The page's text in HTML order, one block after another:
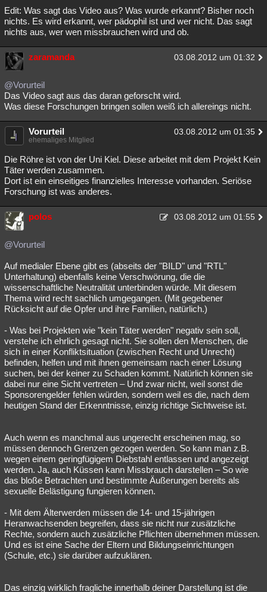
Edit: Was sagt das Video aus? Was wurde erkannt? Bisher noch
nichts. Es wird erkannt, wer pädophil ist und wer nicht. Das sagt
nichts aus, wer wen missbrauchen wird und ob.
zaramanda 03.08.2012 um 01:32
@Vorurteil
Das Video sagt aus das daran geforscht wird.
Was diese Forschungen bringen sollen weiß ich allereings nicht.
Vorurteil 03.08.2012 um 01:35
ehemaliges Mitglied
Die Röhre ist von der Uni Kiel. Diese arbeitet mit dem Projekt Kein
Täter werden zusammen.
Dort ist ein einseitiges finanzielles Interesse vorhanden. Seriöse
Forschung ist was anderes.
polos 03.08.2012 um 01:55
@Vorurteil
Auf medialer Ebene gibt es (abseits der "BILD" und "RTL"
Unterhaltung) ebenfalls keine Verschwörung, die die
wissenschaftliche Neutralität unterbinden würde. Mit diesem
Thema wird recht sachlich umgegangen. (Mit gegebener
Rücksicht auf die Opfer und ihre Familien, natürlich.)
- Was bei Projekten wie "kein Täter werden" negativ sein soll,
verstehe ich ehrlich gesagt nicht. Sie sollen den Menschen, die
sich in einer Konfliktsituation (zwischen Recht und Unrecht)
befinden, helfen und mit ihnen gemeinsam nach einer Lösung
suchen, bei der keiner zu Schaden kommt. Natürlich können sie
dabei nur eine Sicht vertreten – Und zwar nicht, weil sonst die
Sponsorengelder fehlen würden, sondern weil es die, nach dem
heutigen Stand der Erkenntnisse, einzig richtige Sichtweise ist.
Auch wenn es manchmal aus ungerecht erscheinen mag, so
müssen dennoch Grenzen gezogen werden. So kann man z.B.
wegen einem geringfügigem Diebstahl entlassen und angezeigt
werden. Ja, auch Küssen kann Missbrauch darstellen – So wie
das bloße Betrachten und bestimmte Äußerungen bereits als
sexuelle Belästigung fungieren können.
- Mit dem Älterwerden müssen die 14- und 15-jährigen
Heranwachsenden begreifen, dass sie nicht nur zusätzliche
Rechte, sondern auch zusätzliche Pflichten übernehmen müssen.
Und es ist eine Sache der Eltern und Bildungseinrichtungen
(Schule, etc.) sie darüber aufzuklären.
Das einzig wirklich fragliche innerhalb deiner Darstellung ist die